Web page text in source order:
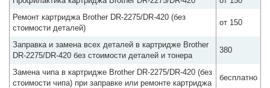
Ремонт картриджа Brother DR-2275/DR-420 (без
стоимости деталей)
от 150
Заправка и замена всех деталей в картридже Brother
DR-2275/DR-420 без стоимости деталей и тонера
380
Замена чипа в картридже Brother DR-2275/DR-420 (без
стоимости чипа) при заправке или ремонте картриджа
бесплатно